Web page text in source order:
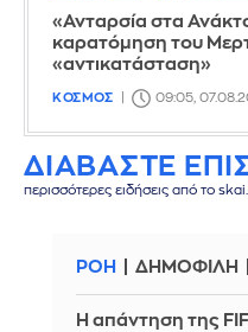
«Ανταρσία στα
καρατόμηση του
«αντικατάσταση»
ΚΟΣΜΟΣ 09:05,
ΔΙΑΒΑΣΤΕ
περισσότερες ειδήσεις από το
ΡΟΗ ΔΗΜΟΦΙΛΗ
Η απάντηση της